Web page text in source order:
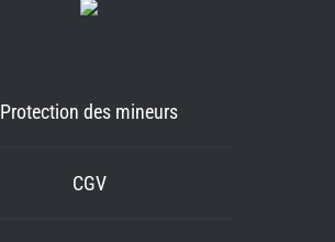
Protection des mineurs
CGV